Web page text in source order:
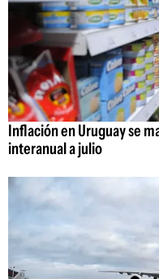
Inflación en Uruguay se
interanual a julio